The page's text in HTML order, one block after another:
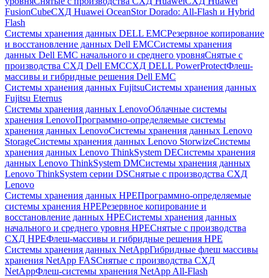
FusionCubeСХД Huawei OceanStor Dorado: All-Flash и Hybrid
Flash
Системы хранения данных DELL EMCРезервное копирование
и восстановление данных Dell EMCСистемы хранения
данных Dell EMC начального и среднего уровняСнятые с
производства СХД Dell EMCСХД DELL PowerProtectФлеш-
массивы и гибридные решения Dell EMC
Системы хранения данных FujitsuСистемы хранения данных
Fujitsu Eternus
Системы хранения данных LenovoОблачные системы
хранения LenovoПрограммно-определяемые системы
хранения данных LenovoСистемы хранения данных Lenovo
StorageСистемы хранения данных Lenovo StorwizeСистемы
хранения данных Lenovo ThinkSystem DEСистемы хранения
данных Lenovo ThinkSystem DMСистемы хранения данных
Lenovo ThinkSystem серии DSСнятые с производства СХД
Lenovo
Системы хранения данных HPEПрограммно-определяемые
системы хранения HPEРезервное копирование и
восстановление данных HPEСистемы хранения данных
начального и среднего уровня HPEСнятые с производства
СХД HPEФлеш-массивы и гибридные решения HPE
Cистемы хранения данных NetAppГибридные флеш массивы
хранения NetApp FASСнятые с производства СХД
NetAppФлеш-системы хранения NetApp All-Flash